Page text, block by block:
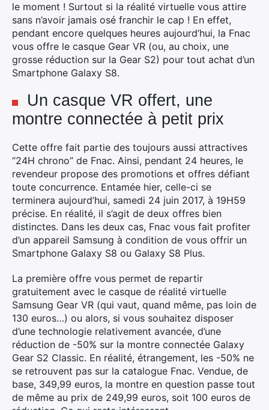
le moment ! Surtout si la réalité virtuelle vous attire
sans n’avoir jamais osé franchir le cap ! En effet,
pendant encore quelques heures aujourd’hui, la Fnac
vous offre le casque Gear VR (ou, au choix, une
grosse réduction sur la Gear S2) pour tout achat d’un
Smartphone Galaxy S8.
Un casque VR offert, une
montre connectée à petit prix
Cette offre fait partie des toujours aussi attractives
“24H chrono” de Fnac. Ainsi, pendant 24 heures, le
revendeur propose des promotions et offres défiant
toute concurrence. Entamée hier, celle-ci se
terminera aujourd’hui, samedi 24 juin 2017, à 19H59
précise. En réalité, il s’agit de deux offres bien
distinctes. Dans les deux cas, Fnac vous fait profiter
d’un appareil Samsung à condition de vous offrir un
Smartphone Galaxy S8 ou Galaxy S8 Plus.
La première offre vous permet de repartir
gratuitement avec le casque de réalité virtuelle
Samsung Gear VR (qui vaut, quand même, pas loin de
130 euros…) ou alors, si vous souhaitez disposer
d’une technologie relativement avancée, d’une
réduction de -50% sur la montre connectée Galaxy
Gear S2 Classic. En réalité, étrangement, les -50% ne
se retrouvent pas sur la catalogue Fnac. Vendue, de
base, 349,99 euros, la montre en question passe tout
de même au prix de 249,99 euros, soit 100 euros de